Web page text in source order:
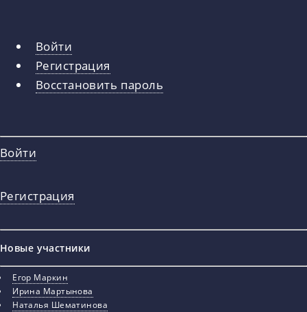
Главные
вкладки
Войти
Регистрация
Восстановить пароль
Войти
Регистрация
Новые участники
Егор Маркин
Ирина Мартынова
Наталья Шематинова